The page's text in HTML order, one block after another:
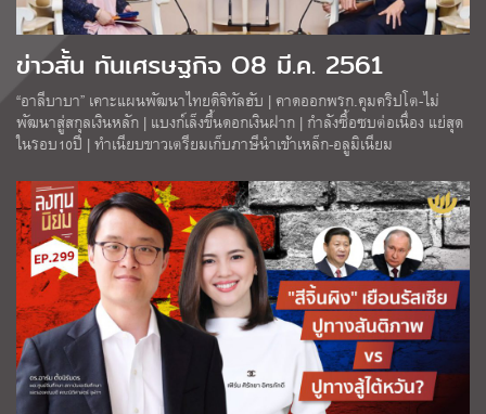
ข่าวสั้น ทันเศรษฐกิจ O8 มี.ค. 2561
“อาลีบาบา” เคาะแผนพัฒนาไทยดิจิทัลฮับ | คาดออกพรก.คุมคริปโต-ไม่
พัฒนาสู่สกุลเงินหลัก | แบงก์เล็งขึ้นดอกเงินฝาก | กำลังซื้อซบต่อเนื่อง แย่สุด
ในรอบ10ปี | ทำเนียบขาวเตรียมเก็บภาษีนำเข้าเหล็ก-อลูมิเนียม